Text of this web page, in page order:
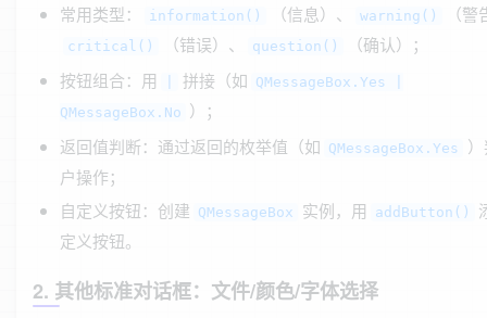
常用类型： information() （信息）、 warning() （
critical() （错误）、 question()
（确认）；
按钮组合：用
拼接（如 QMessageBox.Yes |
QMessageBox.No ）；
返回值判断：通过返回的枚举值（如 QMessageBox.Yes
户操作；
自定义按钮：创建 QMessageBox 实例，用 addButton()
定义按钮。
2. 其他标准对话框：文件/颜色/字体选择